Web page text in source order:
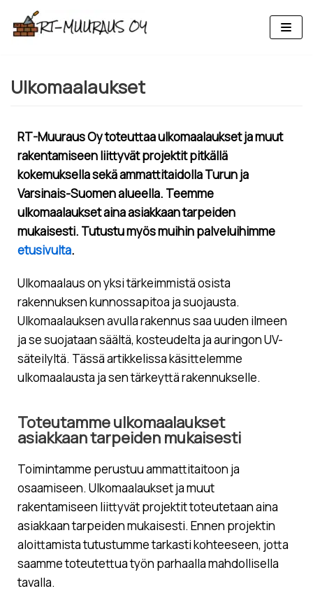
Siirry
suoraan
Ulkomaalaukset
RT-Muuraus Oy toteuttaa ulkomaalaukset ja muut
rakentamiseen liittyvät projektit pitkällä
kokemuksella sekä ammattitaidolla Turun ja
Varsinais-Suomen alueella. Teemme
ulkomaalaukset aina asiakkaan tarpeiden
mukaisesti. Tutustu myös muihin palveluihimme
etusivulta.
Ulkomaalaus on yksi tärkeimmistä osista
rakennuksen kunnossapitoa ja suojausta.
Ulkomaalauksen avulla rakennus saa uuden ilmeen
ja se suojataan säältä, kosteudelta ja auringon UV-
säteilyltä. Tässä artikkelissa käsittelemme
ulkomaalausta ja sen tärkeyttä rakennukselle.
Toteutamme ulkomaalaukset
asiakkaan tarpeiden mukaisesti
Toimintamme perustuu ammattitaitoon ja
osaamiseen. Ulkomaalaukset ja muut
rakentamiseen liittyvät projektit toteutetaan aina
asiakkaan tarpeiden mukaisesti. Ennen projektin
aloittamista tutustumme tarkasti kohteeseen, jotta
saamme toteutettua työn parhaalla mahdollisella
tavalla.